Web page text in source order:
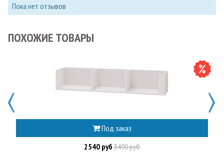
Пока нет отзывов
ПОХОЖИЕ ТОВАРЫ
Под заказ
2540 руб 8490 руб